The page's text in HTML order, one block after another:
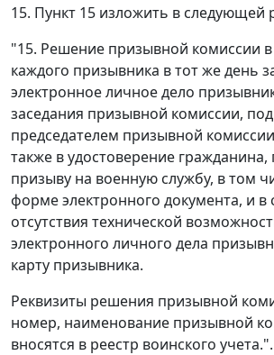
15. Пункт 15 изложить в следующей
"15. Решение призывной комиссии
каждого призывника в тот же день
электронное личное дело
заседания призывной комиссии,
председателем призывной
также в удостоверение
призыву на военную службу, в том
форме электронного документа, и в
отсутствия технической
электронного личного дела
карту призывника.
Реквизиты решения призывной
номер, наименование призывной
вносятся в реестр воинского учета.".